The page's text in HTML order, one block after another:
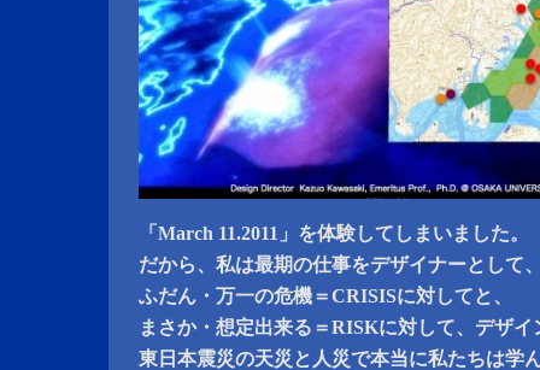
「March 11.2011」を体験してしまいました。
だから、私は最期の仕事をデザイナーとして
ふだん・万一の危機＝CRISISに対してと、
まさか・想定出来る＝RISKに対して、デザ
東日本震災の天災と人災で本当に私たちは学